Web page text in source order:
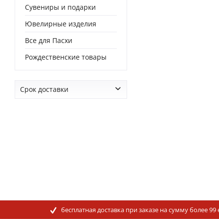
Сувениры и подарки
Ювелирные изделия
Все для Пасхи
Рождественские товары
Срок доставки
бесплатная доставка при заказе на сумму более 99